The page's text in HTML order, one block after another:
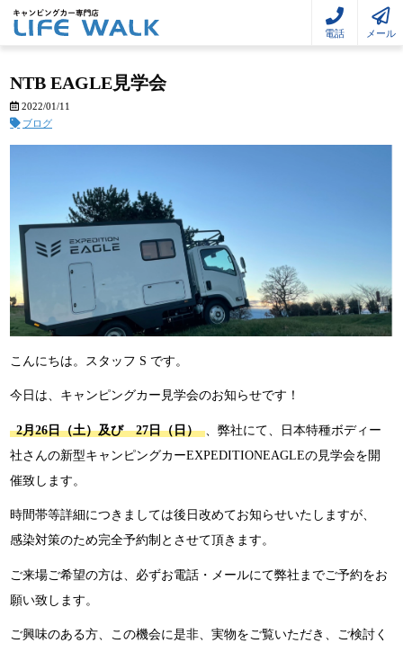
電話 メール
NTB EAGLE見学会
2022/01/11
ブログ
こんにちは。スタッフ S です。
今日は、キャンピングカー見学会のお知らせです！
2月26日（土）及び 27日（日）
、弊社にて、日本特種ボディー
社さんの新型キャンピングカーEXPEDITIONEAGLEの見学会を開
催致します。
時間帯等詳細につきましては後日改めてお知らせいたしますが、
感染対策のため完全予約制とさせて頂きます。
ご来場ご希望の方は、必ずお電話・メールにて弊社までご予約をお
願い致します。
ご興味のある方、この機会に是非、実物をご覧いただき、ご検討く